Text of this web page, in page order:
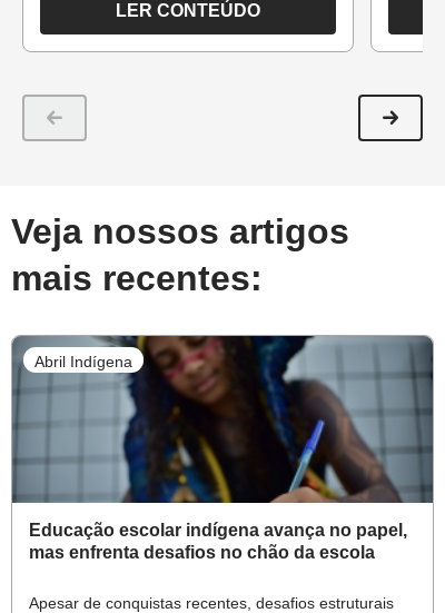
LER CONTEÚDO
Veja nossos artigos
mais recentes:
Abril Indígena
Educação escolar indígena avança no papel,
mas enfrenta desafios no chão da escola
Apesar de conquistas recentes, desafios estruturais